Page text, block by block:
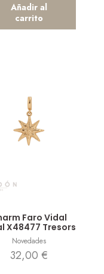
Añadir al
carrito
Faro Vidal
X48477 Tresors
Novedades
32,00 €